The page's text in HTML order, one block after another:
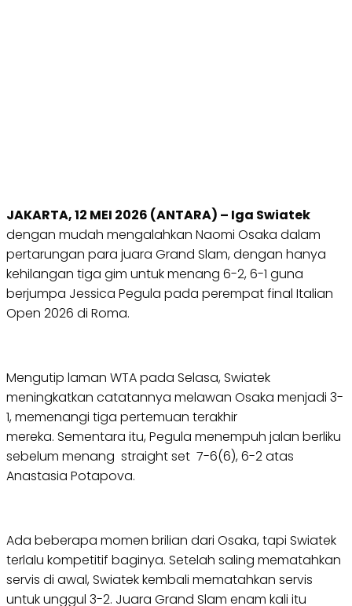
JAKARTA, 12 MEI 2026 (ANTARA) – Iga Swiatek
dengan mudah mengalahkan Naomi Osaka dalam
pertarungan para juara Grand Slam, dengan hanya
kehilangan tiga gim untuk menang 6-2, 6-1 guna
berjumpa Jessica Pegula pada perempat final Italian
Open 2026 di Roma.
Mengutip laman WTA pada Selasa, Swiatek
meningkatkan catatannya melawan Osaka menjadi 3-
1, memenangi tiga pertemuan terakhir
mereka. Sementara itu, Pegula menempuh jalan berliku
sebelum menang straight set 7-6(6), 6-2 atas
Anastasia Potapova.
Ada beberapa momen brilian dari Osaka, tapi Swiatek
terlalu kompetitif baginya. Setelah saling mematahkan
servis di awal, Swiatek kembali mematahkan servis
untuk unggul 3-2. Juara Grand Slam enam kali itu